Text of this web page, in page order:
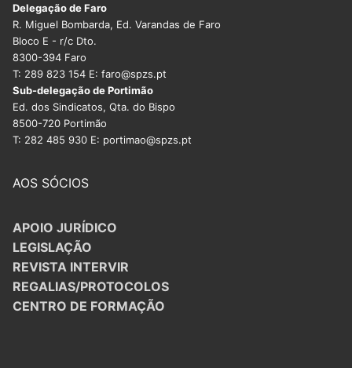
Delegação de Faro
R. Miguel Bombarda, Ed. Varandas de Faro
Bloco E - r/c Dto.
8300-394 Faro
T: 289 823 154 E: faro@spzs.pt
Sub-delegação de Portimão
Ed. dos Sindicatos, Qta. do Bispo
8500-720 Portimão
T: 282 485 930 E: portimao@spzs.pt
AOS SÓCIOS
APOIO JURÍDICO
LEGISLAÇÃO
REVISTA INTERVIR
REGALIAS/PROTOCOLOS
CENTRO DE FORMAÇÃO